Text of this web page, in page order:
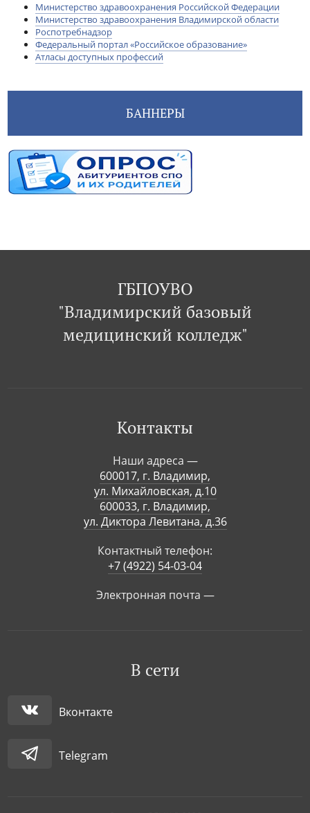
Министерство здравоохранения Российской Федерации
Министерство здравоохранения Владимирской области
Роспотребнадзор
Федеральный портал «Российское образование»
Атласы доступных профессий
БАННЕРЫ
ГБПОУВО
"Владимирский базовый
медицинский колледж"
Контакты
Наши адреса —
600017, г. Владимир,
ул. Михайловская, д.10
600033, г. Владимир,
ул. Диктора Левитана, д.36
Контактный телефон:
+7 (4922) 54-03-04
Электронная почта —
В сети
Вконтакте
Telegram